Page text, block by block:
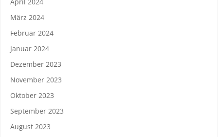
März 2024
Februar 2024
Januar 2024
Dezember 2023
November 2023
Oktober 2023
September 2023
August 2023